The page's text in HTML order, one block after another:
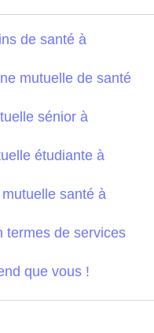
de santé à
mutuelle de santé
sénior à
étudiante à
santé à
termes de services
que vous !